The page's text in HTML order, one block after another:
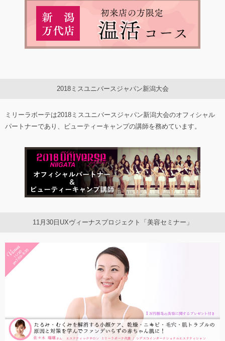
2018ミスユニバースジャパン新潟大会
ミリーラボーテは2018ミスユニバースジャパン新潟大会のオフィシャル
パートナーであり、ビューティーキャンプの講師を務めています。
11月30日UXヴィーナスプロジェクト「美容セミナー」